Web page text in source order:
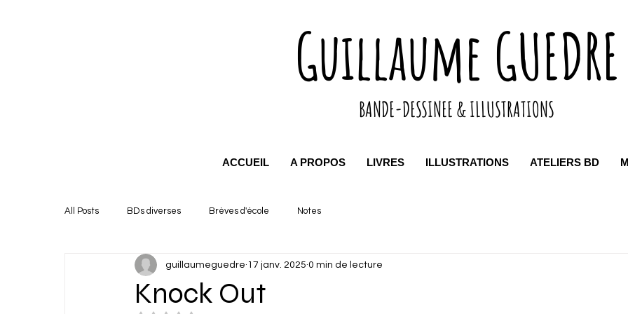
Guillaume GUEDRE
BANDE-DESSINEE & ILLUSTRATIONS
ACCUEIL A PROPOS LIVRES ILLUSTRATIONS ATELIERS BD
All Posts BDs diverses Brèves d'école Notes
Knock Out
guillaumeguedre 17 janv. 2025 0 min de lecture